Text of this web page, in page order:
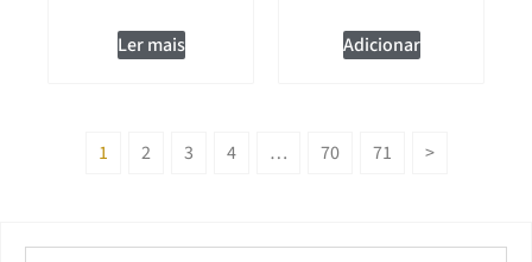
Ler mais Adicionar
1 2 3 4 … 70 71 >